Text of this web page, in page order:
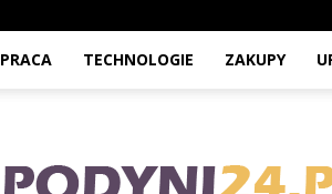
PRACA TECHNOLOGIE ZAKUPY